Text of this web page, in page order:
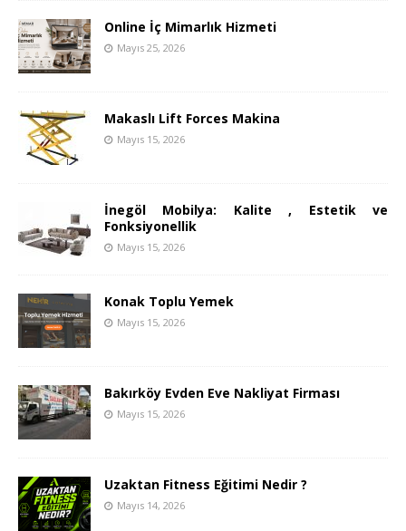
Online İç Mimarlık Hizmeti
Mayıs 25, 2026
Makaslı Lift Forces Makina
Mayıs 15, 2026
İnegöl Mobilya: Kalite , Estetik ve
Fonksiyonellik
Mayıs 15, 2026
Konak Toplu Yemek
Mayıs 15, 2026
Bakırköy Evden Eve Nakliyat Firması
Mayıs 15, 2026
Uzaktan Fitness Eğitimi Nedir ?
Mayıs 14, 2026